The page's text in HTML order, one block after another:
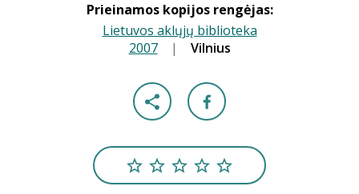
Prieinamos kopijos rengėjas:
Lietuvos aklųjų biblioteka
2007 | Vilnius